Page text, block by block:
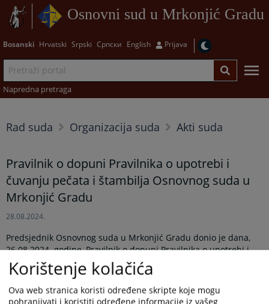
Osnovni sud u Mrkonjić Gradu
Bosanski Hrvatski Srpski Српски English Prijava
Napredna pretraga
Rad suda Organizacija suda Akti suda
Pravilnik o dopuni Pravilnika o upotrebi i
čuvanju pečata i štambilja Osnovnog suda u
Mrkonjić Gradu
28.08.2024.
Predsjednik Osnovnog suda u Mrkonjić Gradu donio je dana,
26.08.2024. godine, Pravilnik o dopuni Pravilnika o upotrebi i
čuvanju pečata i štambilja Osnovnog suda u Mrkonjić Gradu ,
SU-258/05-2, koji je stupio na snagu danom donošenja, a koji se
nalazi u sekciji ,,Prateći dokumenti."
Korištenje kolačića
Ova web stranica koristi određene skripte koje mogu
pohranjivati i koristiti određene informacije iz vašeg